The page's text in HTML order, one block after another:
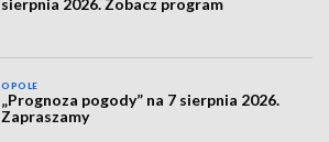
sierpnia 2026. Zobacz program
OPOLE
„Prognoza pogody” na 7 sierpnia 2026.
Zapraszamy